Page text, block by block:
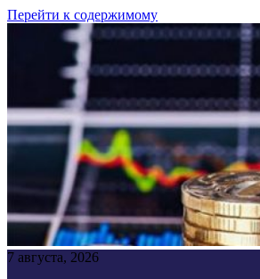
Перейти к содержимому
7 августа, 2026